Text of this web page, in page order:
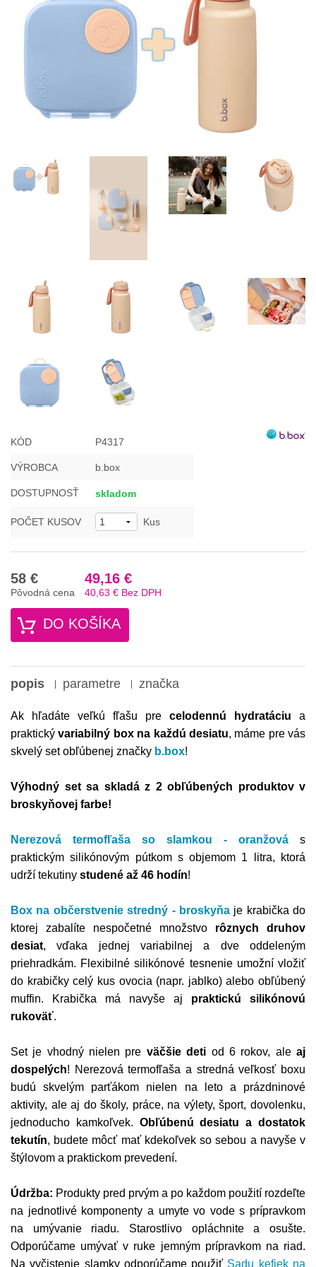
Misky, príbory
Skladovanie potravín
Výbava na príkrmy
KÓD P4317
VÝROBCA b.box
DOSTUPNOSŤ skladom
POČET KUSOV Kus
58 €
Pôvodná cena
49,16 €
40,63 € Bez DPH
DO KOŠÍKA
popis parametre značka
Ak hľadáte veľkú fľašu pre celodennú hydratáciu a
praktickývariabilný box na každú desiatu, máme pre vás
skvelý set obľúbenej značky b.box!
Výhodný set sa skladá z 2 obľúbených produktov v
broskyňovej farbe!
Nerezová termofľaša so slamkou - oranžová
s
praktickým silikónovým pútkom s objemom 1 litra, ktorá
udrží tekutiny studené až 46 hodín!
Box na občerstvenie stredný - broskyňa je krabička do
ktorej zabalíte nespočetné množstvo rôznych druhov
desiat, vďaka jednej variabilnej a dve oddeleným
priehradkám. Flexibilné silikónové tesnenie umožní vložiť
do krabičky celý kus ovocia (napr. jablko) alebo obľúbený
muffin. Krabička má navyše aj praktickú silikónovú
rukoväť.
Set je vhodný nielen pre väčšie deti od 6 rokov, aleaj
dospelých! Nerezová termofľaša a stredná veľkosť boxu
budú skvelým parťákom nielen na leto a prázdninové
aktivity, ale aj do školy, práce, na výlety, šport, dovolenku,
jednoducho kamkoľvek. Obľúbenú desiatu a dostatok
tekutín, budete môcť mať kdekoľvek so sebou a navyše v
štýlovom a praktickom prevedení.
Údržba: Produkty pred prvým a po každom použití rozdeľte
na jednotlivé komponenty a umyte vo vode s prípravkom
na umývanie riadu. Starostlivo opláchnite a osušte.
Odporúčame umývať v ruke jemným prípravkom na riad.
Na vyčistenie slamky odporúčame použiť Sadu kefiek na